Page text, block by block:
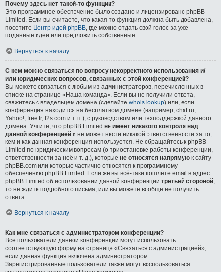
Почему здесь нет такой-то функции?
Это программное обеспечение было создано и лицензировано phpBB
Limited. Если вы считаете, что какая-то функция должна быть добавлена,
посетите Центр идей phpBB, где можно отдать свой голос за уже
поданные идеи или предложить собственные.
Вернуться к началу
С кем можно связаться по вопросу некорректного использования и/
или юридических вопросов, связанных с этой конференцией?
Вы можете связаться с любым из администраторов, перечисленных в
списке на странице «Наша команда». Если вы не получили ответа,
свяжитесь с владельцем домена (сделайте whois lookup) или, если
конференция находится на бесплатном домене (например, chat.ru,
Yahoo!, free.fr, f2s.com и т. п.), с руководством или техподдержкой данного
домена. Учтите, что phpBB Limited не имеет никакого контроля над
данной конференцией и не может нести никакой ответственности за то,
кем и как данная конференция используется. Не обращайтесь к phpBB
Limited по юридическим вопросам (о приостановке работы конференции,
ответственности за неё и т. д.), которые не относятся напрямую к сайту
phpBB.com или которые частично относятся к программному
обеспечению phpBB Limited. Если же вы всё-таки пошлёте email в адрес
phpBB Limited об использовании данной конференции третьей стороной,
то не ждите подробного письма, или вы можете вообще не получить
ответа.
Вернуться к началу
Как мне связаться с администратором конференции?
Все пользователи данной конференции могут использовать
соответствующую форму на странице «Связаться с администрацией»,
если данная функция включена администратором.
Зарегистрированные пользователи также могут воспользоваться